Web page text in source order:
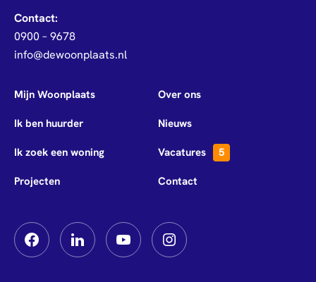
Contact:
0900 – 9678
info@dewoonplaats.nl
Mijn Woonplaats Over ons
Ik ben huurder Nieuws
Ik zoek een woning Vacatures 5
Projecten Contact